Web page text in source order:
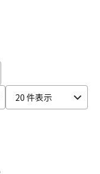
20 件表示